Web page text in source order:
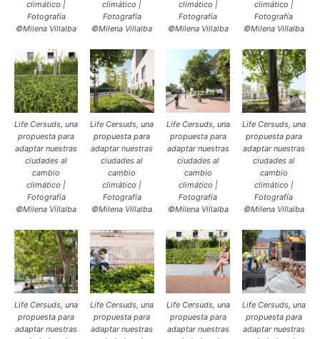
climático |
Fotografía
©Milena Villalba
climático |
Fotografía
©Milena Villalba
climático |
Fotografía
©Milena Villalba
climático |
Fotografía
©Milena Villalba
Life Cersuds, una
propuesta para
adaptar nuestras
ciudades al
cambio
climático |
Fotografía
©Milena Villalba
Life Cersuds, una
propuesta para
adaptar nuestras
ciudades al
cambio
climático |
Fotografía
©Milena Villalba
Life Cersuds, una
propuesta para
adaptar nuestras
ciudades al
cambio
climático |
Fotografía
©Milena Villalba
Life Cersuds, una
propuesta para
adaptar nuestras
ciudades al
cambio
climático |
Fotografía
©Milena Villalba
Life Cersuds, una
propuesta para
adaptar nuestras
Life Cersuds, una
propuesta para
adaptar nuestras
Life Cersuds, una
propuesta para
adaptar nuestras
Life Cersuds, una
propuesta para
adaptar nuestras